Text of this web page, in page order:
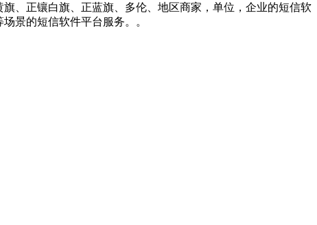
、正镶白旗、正蓝旗、多伦、地区商家，单位，企业的短信软
景的短信软件平台服务。。